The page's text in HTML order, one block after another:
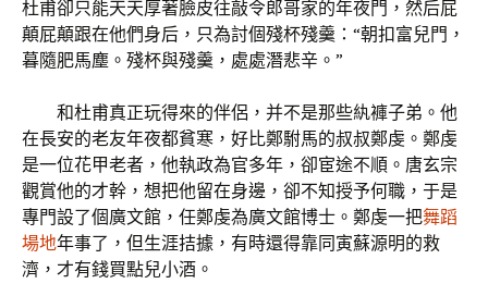
杜甫卻只能天天厚著臉皮往敲令郎哥家的年夜門，然后屁
顛屁顛跟在他們身后，只為討個殘杯殘羹：“朝扣富兒門，
暮隨肥馬塵。殘杯與殘羹，處處潛悲辛。”
和杜甫真正玩得來的伴侶，并不是那些紈褲子弟。他
在長安的老友年夜都貧寒，好比鄭駙馬的叔叔鄭虔。鄭虔
是一位花甲老者，他執政為官多年，卻宦途不順。唐玄宗
觀賞他的才幹，想把他留在身邊，卻不知授予何職，于是
專門設了個廣文館，任鄭虔為廣文館博士。鄭虔一把舞蹈
場地年事了，但生涯拮據，有時還得靠同寅蘇源明的救
濟，才有錢買點兒小酒。